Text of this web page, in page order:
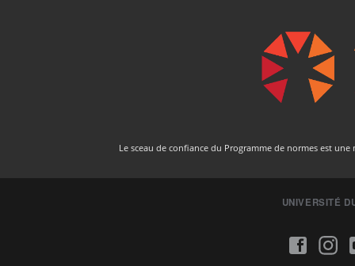
Le sceau de confiance du Programme de normes est
UNIVERSITÉ